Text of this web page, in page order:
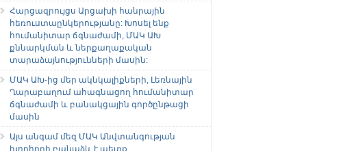
Հարցազրույցս Արցախի հանրային
հեռուստաընկերությանը: Խոսել ենք
հումանիտար ճգնաժամի, ՄԱԿ ԱԽ
քննարկման և ներքաղաքական
տարաձայնությունների մասին:
ՄԱԿ ԱԽ-ից մեր ակնկալիքների, Լեռնային
Ղարաբաղում ահագնացող հումանիտար
ճգնաժամի և բանակցային գործընթացի
մասին
Այս անգամ մեզ ՄԱԿ Անվտանգության
խորհրդի բանաձև է պետք